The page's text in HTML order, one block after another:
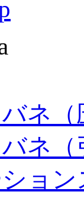
ネ（
ネ（
ョ